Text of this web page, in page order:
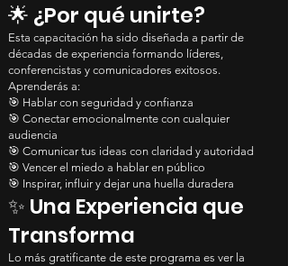
🌟 ¿Por qué unirte?
Esta capacitación ha sido diseñada a partir de
décadas de experiencia formando líderes,
conferencistas y comunicadores exitosos.
Aprenderás a:
🎯 Hablar con seguridad y confianza
🎯 Conectar emocionalmente con cualquier
audiencia
🎯 Comunicar tus ideas con claridad y autoridad
🎯 Vencer el miedo a hablar en público
🎯 Inspirar, influir y dejar una huella duradera
✨ Una Experiencia que
Transforma
Lo más gratificante de este programa es ver la